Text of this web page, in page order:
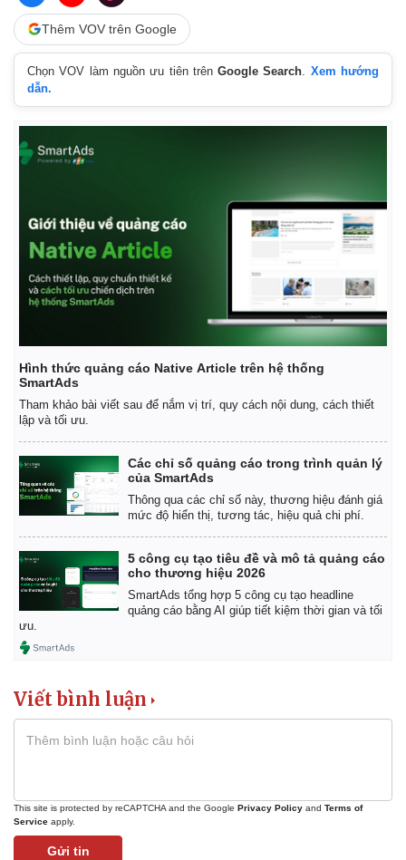
Thêm VOV trên Google
Chọn VOV làm nguồn ưu tiên trênGoogle Search
Xem hướng
dẫn.
Hình thức quảng cáo Native Article trên hệ thống
SmartAds
Tham khảo bài viết sau để nắm vị trí, quy cách nội dung, cách thiết
lập và tối ưu.
Các chỉ số quảng cáo trong trình quản lý
của SmartAds
Thông qua các chỉ số này, thương hiệu đánh giá
mức độ hiển thị, tương tác, hiệu quả chi phí.
5 công cụ tạo tiêu đề và mô tả quảng cáo
cho thương hiệu 2026
SmartAds tổng hợp 5 công cụ tạo headline
quảng cáo bằng AI giúp tiết kiệm thời gian và tối
ưu.
Viết bình luận
This site is protected by reCAPTCHA and the Google Privacy Policy and Terms of
Service apply.
Gửi tin